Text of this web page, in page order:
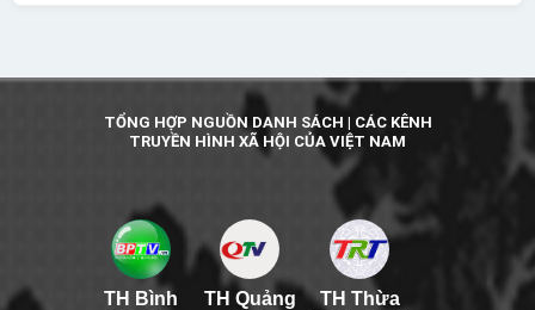
TỔNG HỢP NGUỒN DANH SÁCH | CÁC KÊNH
TRUYỀN HÌNH XÃ HỘI CỦA VIỆT NAM
TH Bình
TH Quảng
TH Thừa